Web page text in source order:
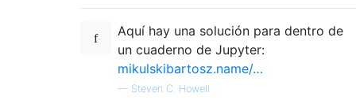
Aquí hay una solución para dentro de
un cuaderno de Jupyter:
mikulskibartosz.name/…
— Steven C. Howell